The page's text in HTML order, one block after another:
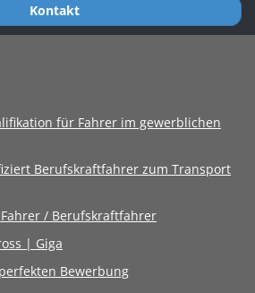
Kontakt
für Fahrer im gewerblichen
Berufskraftfahrer zum Transport
/ Berufskraftfahrer
| Giga
Bewerbung